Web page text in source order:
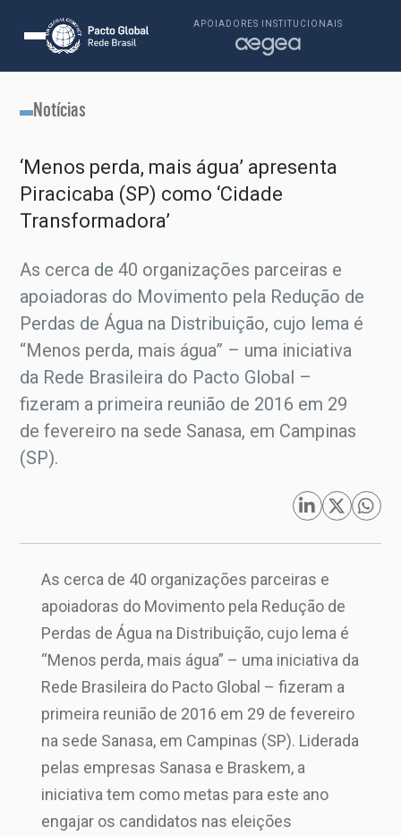
APOIADORES INSTITUCIONAIS
Notícias
‘Menos perda, mais água’ apresenta
Piracicaba (SP) como ‘Cidade
Transformadora’
As cerca de 40 organizações parceiras e
apoiadoras do Movimento pela Redução de
Perdas de Água na Distribuição, cujo lema é
“Menos perda, mais água” – uma iniciativa
da Rede Brasileira do Pacto Global –
fizeram a primeira reunião de 2016 em 29
de fevereiro na sede Sanasa, em Campinas
(SP).
As cerca de 40 organizações parceiras e
apoiadoras do Movimento pela Redução de
Perdas de Água na Distribuição, cujo lema é
“Menos perda, mais água” – uma iniciativa da
Rede Brasileira do Pacto Global – fizeram a
primeira reunião de 2016 em 29 de fevereiro
na sede Sanasa, em Campinas (SP). Liderada
pelas empresas Sanasa e Braskem, a
iniciativa tem como metas para este ano
engajar os candidatos nas eleições